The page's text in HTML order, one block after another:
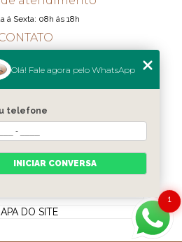
á Sexta: 08h ás 18h
(11) 98189-1344
MENU
HOME
QUEM SOMOS
CONTATO
MAPA DO SITE
1
Olá! Fale agora pelo WhatsApp
telefone
INICIAR CONVERSA